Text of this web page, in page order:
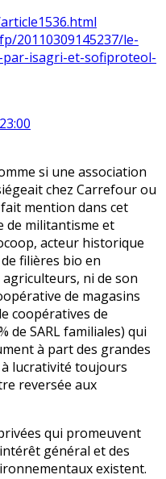
20110309145237/le-
isagri-et-sofiproteol-
si une association
chez Carrefour ou
fait mention dans cet
de militantisme et
acteur historique
filières bio en
ni de son
de magasins
coopératives de
de SARL familiales) qui
à part des grandes
lucrativité toujours
reversée aux
qui promeuvent
général et des
existent.